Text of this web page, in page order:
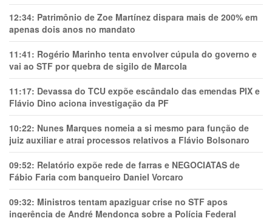
12:34: Patrimônio de Zoe Martínez dispara mais de 200% em
apenas dois anos no mandato
11:41: Rogério Marinho tenta envolver cúpula do governo e
vai ao STF por quebra de sigilo de Marcola
11:17: Devassa do TCU expõe escândalo das emendas PIX e
Flávio Dino aciona investigação da PF
10:22: Nunes Marques nomeia a si mesmo para função de
juiz auxiliar e atrai processos relativos a Flávio Bolsonaro
09:52: Relatório expõe rede de farras e NEGOCIATAS de
Fábio Faria com banqueiro Daniel Vorcaro
09:32: Ministros tentam apaziguar crise no STF apos
ingerência de André Mendonça sobre a Polícia Federal